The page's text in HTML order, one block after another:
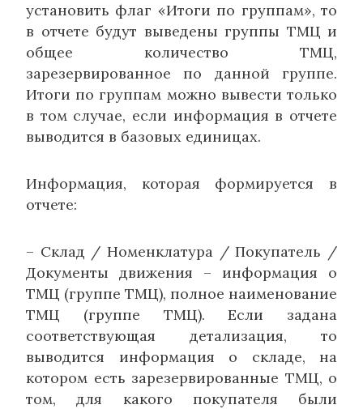
установить флаг «Итоги по группам», то
в отчете будут выведены группы ТМЦ и
общее количество ТМЦ,
зарезервированное по данной группе.
Итоги по группам можно вывести только
в том случае, если информация в отчете
выводится в базовых единицах.
Информация, которая формируется в
отчете:
– Склад / Номенклатура / Покупатель /
Документы движения – информация о
ТМЦ (группе ТМЦ), полное наименование
ТМЦ (группе ТМЦ). Если задана
соответствующая детализация, то
выводится информация о складе, на
котором есть зарезервированные ТМЦ, о
том, для какого покупателя были